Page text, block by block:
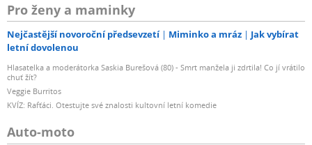
Pro ženy a maminky
Nejčastější novoroční předsevzetí Miminko a mráz
Jak vybírat
letní dovolenou
Hlasatelka a moderátorka Saskia Burešová (80) - Smrt manžela ji zdrtila! Co jí vrátilo
chuť žít?
Veggie Burritos
KVÍZ: Rafťáci. Otestujte své znalosti kultovní letní komedie
Auto-moto